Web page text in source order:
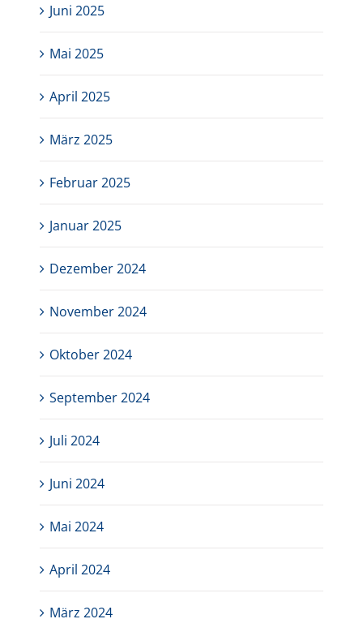
Juni 2025
Mai 2025
April 2025
März 2025
Februar 2025
Januar 2025
Dezember 2024
November 2024
Oktober 2024
September 2024
Juli 2024
Juni 2024
Mai 2024
April 2024
März 2024